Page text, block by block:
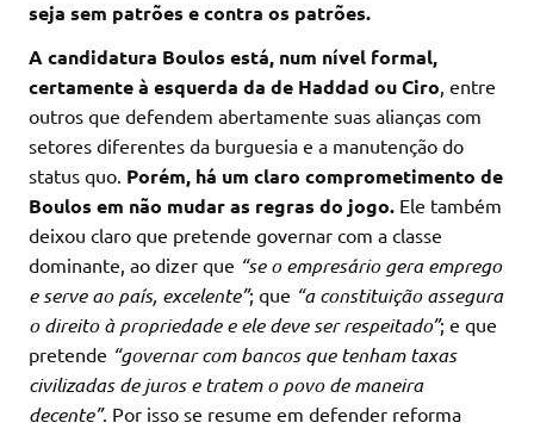
seja sem patrões e contra os patrões.
A candidatura Boulos está, num nível formal,
certamente à esquerda da de Haddad ou Ciro , entre
outros que defendem abertamente suas alianças com
setores diferentes da burguesia e a manutenção do
status quo. Porém, há um claro comprometimento de
Boulos em não mudar as regras do jogo. Ele também
deixou claro que pretende governar com a classe
dominante, ao dizer que “se o empresário gera emprego
e serve ao país, excelente”; que “a constituição assegura
o direito à propriedade e ele deve ser respeitado”; e que
pretende “governar com bancos que tenham taxas
civilizadas de juros e tratem o povo de maneira
decente”. Por isso se resume em defender reforma